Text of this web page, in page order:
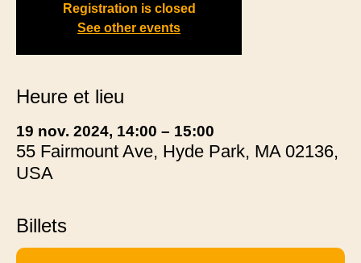
Registration is closed
See other events
Heure et lieu
19 nov. 2024, 14:00 – 15:00
55 Fairmount Ave, Hyde Park, MA 02136,
USA
Billets